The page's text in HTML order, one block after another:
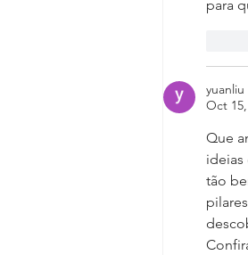
para
yuanliu
Oct
Que
tão